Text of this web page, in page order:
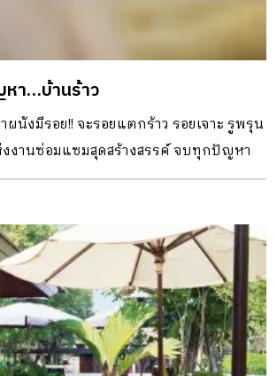
า…บ้านร้าว
นังมีรอย!! จะรอยแตกร้าว รอยเจาะ รูพรุน
งานซ่อมแซมสุดสร้างสรรค์ จบทุกปัญหา
น, กาวพลังตะปู และอะคริลิกอุดโป๊ว สินค้า
ห้บ้านคุณกลับมาสวยได้ …สินค้าดีๆ มี
นะครับ หรือคลิก ช้อปออนไลน์ ได้เลย!!
สูตรน้ำ 100ML.WH
-กาวพลังตะปู PATTEX PL50สูตรน้ำ
2moVnRC -อะคริลิคอุดโป๊ว 3M 1.5KG